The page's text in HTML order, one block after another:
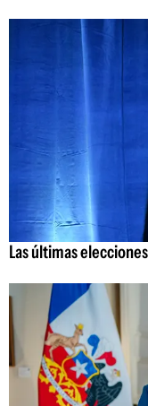
Las últimas